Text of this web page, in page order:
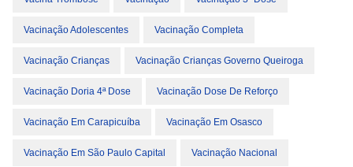
Vacinação Adolescentes Vacinação Completa
Vacinação Crianças Vacinação Crianças Governo Queiroga
Vacinação Doria 4ª Dose Vacinação Dose De Reforço
Vacinação Em Carapicuíba Vacinação Em Osasco
Vacinação Em São Paulo Capital Vacinação Nacional